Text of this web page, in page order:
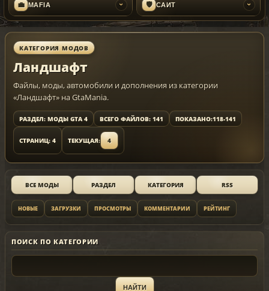
💼 MAFIA › 🛡 САЙТ ›
КАТЕГОРИЯ МОДОВ
Ландшафт
Файлы, моды, автомобили и дополнения из категории
«Ландшафт» на GtaMania.
РАЗДЕЛ: МОДЫ GTA 4 ВСЕГО ФАЙЛОВ: 141 ПОКАЗАНО:118-141
СТРАНИЦ: 4 ТЕКУЩАЯ: 4
ВСЕ МОДЫ РАЗДЕЛ КАТЕГОРИЯ RSS
НОВЫЕ ЗАГРУЗКИ ПРОСМОТРЫ КОММЕНТАРИИ РЕЙТИНГ
ПОИСК ПО КАТЕГОРИИ